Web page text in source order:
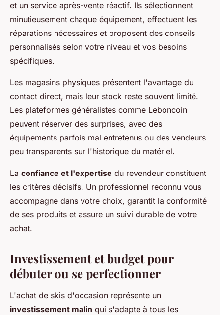
et un service après-vente réactif. Ils sélectionnent
minutieusement chaque équipement, effectuent les
réparations nécessaires et proposent des conseils
personnalisés selon votre niveau et vos besoins
spécifiques.
Les magasins physiques présentent l'avantage du
contact direct, mais leur stock reste souvent limité.
Les plateformes généralistes comme Leboncoin
peuvent réserver des surprises, avec des
équipements parfois mal entretenus ou des vendeurs
peu transparents sur l'historique du matériel.
La confiance et l'expertise du revendeur constituent
les critères décisifs. Un professionnel reconnu vous
accompagne dans votre choix, garantit la conformité
de ses produits et assure un suivi durable de votre
achat.
Investissement et budget pour
débuter ou se perfectionner
L'achat de skis d'occasion représente un
investissement malin qui s'adapte à tous les